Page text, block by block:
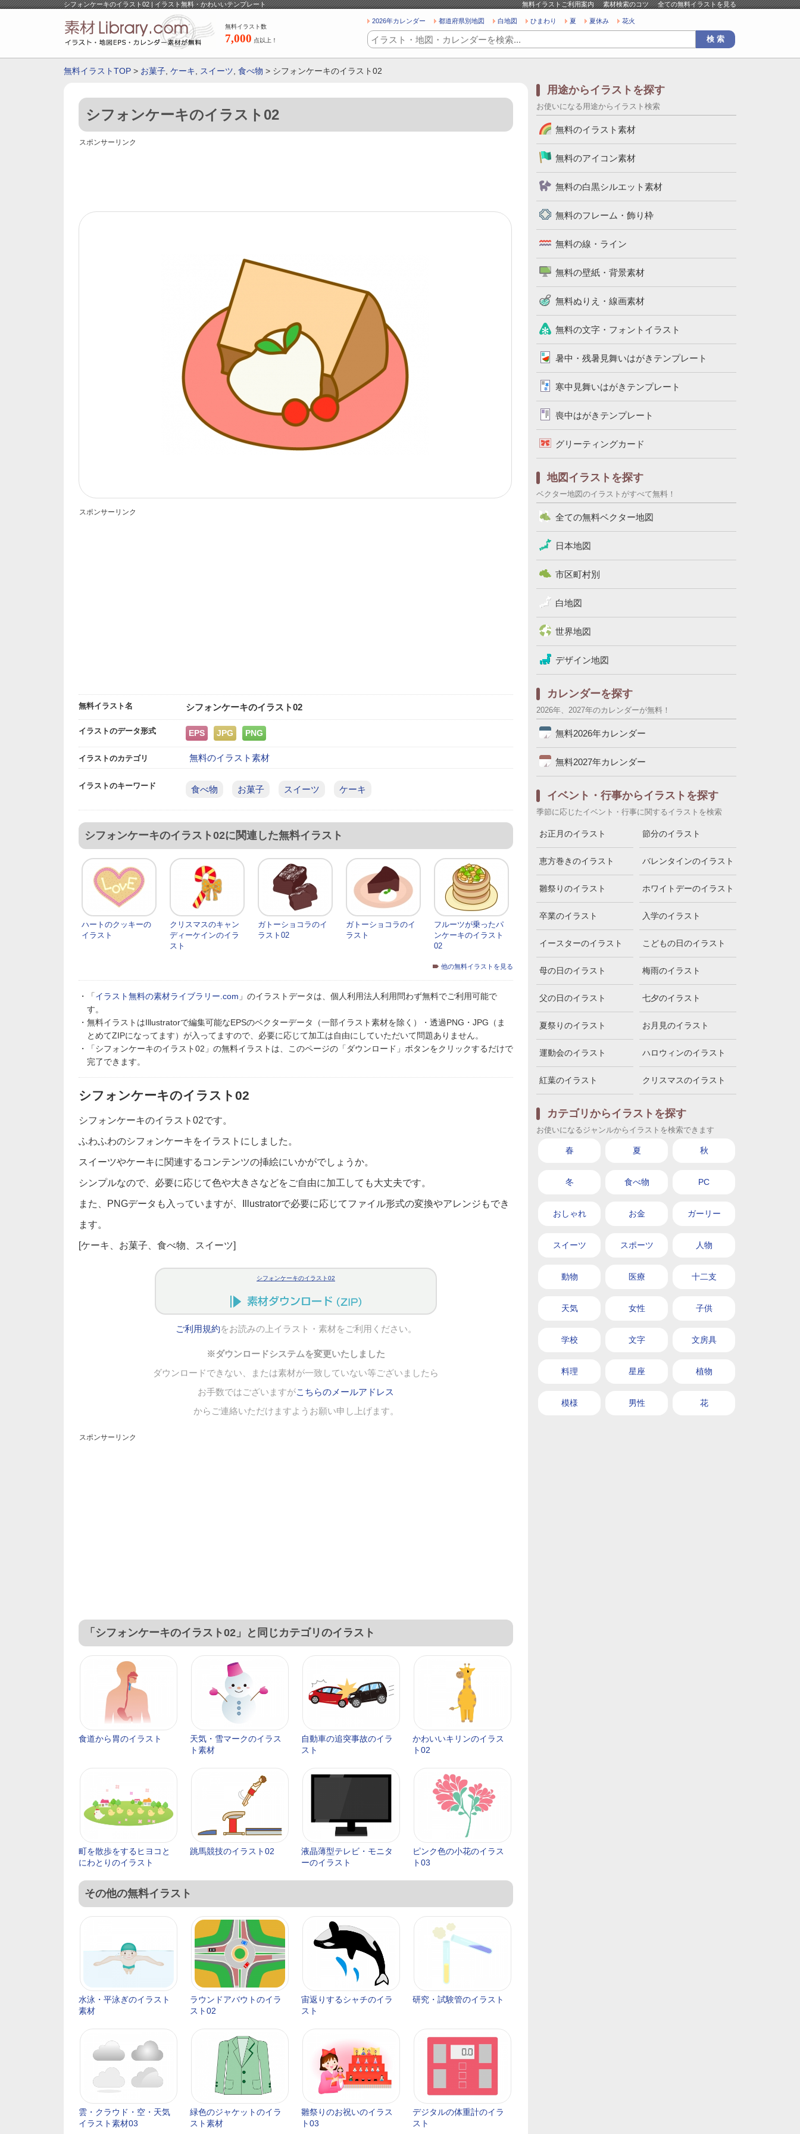
シフォンケーキのイラスト02 | イラスト無料・かわいいテンプレート 無料イラストご利用案内 素材検索のコツ 全ての無料イラストを見る
無料イラスト数
7,000 点以上！
2026年カレンダー 都道府県別地図 白地図 ひまわり 夏 夏休み 花火
無料イラストTOP > お菓子 ケーキ スイーツ 食べ物 > シフォンケーキのイラスト02
シフォンケーキのイラスト02
スポンサーリンク
スポンサーリンク
無料イラスト名 シフォンケーキのイラスト02
イラストのデータ形式 EPS JPG PNG
イラストのカテゴリ 無料のイラスト素材
イラストのキーワード 食べ物 お菓子 スイーツ ケーキ
シフォンケーキのイラスト02に関連した無料イラスト
ハートのクッキーの
イラスト
クリスマスのキャン
ディーケインのイラ
スト
ガトーショコラのイ
ラスト02
ガトーショコラのイ
ラスト
フルーツが乗ったパ
ンケーキのイラスト
02
他の無料イラストを見る
・「イラスト無料の素材ライブラリー.com 」のイラストデータは、個人利用法人利用問わず無料でご利用可能で
す。
・無料イラストはIllustratorで編集可能なEPSのベクターデータ（一部イラスト素材を除く）・透過PNG・JPG（ま
とめてZIPになってます）が入ってますので、必要に応じて加工は自由にしていただいて問題ありません。
・「シフォンケーキのイラスト02」の無料イラストは、このページの「ダウンロード」ボタンをクリックするだけで
完了できます。
シフォンケーキのイラスト02
シフォンケーキのイラスト02です。
ふわふわのシフォンケーキをイラストにしました。
スイーツやケーキに関連するコンテンツの挿絵にいかがでしょうか。
シンプルなので、必要に応じて色や大きさなどをご自由に加工しても大丈夫です。
また、PNGデータも入っていますが、Illustratorで必要に応じてファイル形式の変換やアレンジもでき
ます。
[ケーキ、お菓子、食べ物、スイーツ]
シフォンケーキのイラスト02
ご利用規約をお読みの上イラスト・素材をご利用ください。
※ダウンロードシステムを変更いたしました
ダウンロードできない、または素材が一致していない等ございましたら
お手数ではございますがこちらのメールアドレス
からご連絡いただけますようお願い申し上げます。
スポンサーリンク
「シフォンケーキのイラスト02」と同じカテゴリのイラスト
食道から胃のイラスト
天気・雪マークのイラス
ト素材
自動車の追突事故のイラ
スト
かわいいキリンのイラス
ト02
町を散歩をするヒヨコと
にわとりのイラスト
跳馬競技のイラスト02
液晶薄型テレビ・モニタ
ーのイラスト
ピンク色の小花のイラス
ト03
その他の無料イラスト
水泳・平泳ぎのイラスト
素材
ラウンドアバウトのイラ
スト02
宙返りするシャチのイラ
スト
研究・試験管のイラスト
雲・クラウド・空・天気
イラスト素材03
緑色のジャケットのイラ
スト素材
雛祭りのお祝いのイラス
ト03
デジタルの体重計のイラ
スト
用途からイラストを探す
お使いになる用途からイラスト検索
無料のイラスト素材
無料のアイコン素材
無料の白黒シルエット素材
無料のフレーム・飾り枠
無料の線・ライン
無料の壁紙・背景素材
無料ぬりえ・線画素材
無料の文字・フォントイラスト
暑中・残暑見舞いはがきテンプレート
寒中見舞いはがきテンプレート
喪中はがきテンプレート
グリーティングカード
地図イラストを探す
ベクター地図のイラストがすべて無料！
全ての無料ベクター地図
日本地図
市区町村別
白地図
世界地図
デザイン地図
カレンダーを探す
2026年、2027年のカレンダーが無料！
無料2026年カレンダー
無料2027年カレンダー
イベント・行事からイラストを探す
季節に応じたイベント・行事に関するイラストを検索
お正月のイラスト 節分のイラスト
恵方巻きのイラスト バレンタインのイラスト
雛祭りのイラスト ホワイトデーのイラスト
卒業のイラスト 入学のイラスト
イースターのイラスト こどもの日のイラスト
母の日のイラスト 梅雨のイラスト
父の日のイラスト 七夕のイラスト
夏祭りのイラスト お月見のイラスト
運動会のイラスト ハロウィンのイラスト
紅葉のイラスト クリスマスのイラスト
カテゴリからイラストを探す
お使いになるジャンルからイラストを検索できます
春 夏 秋
冬 食べ物 PC
おしゃれ お金 ガーリー
スイーツ スポーツ 人物
動物 医療 十二支
天気 女性 子供
学校 文字 文房具
料理 星座 植物
模様 男性 花